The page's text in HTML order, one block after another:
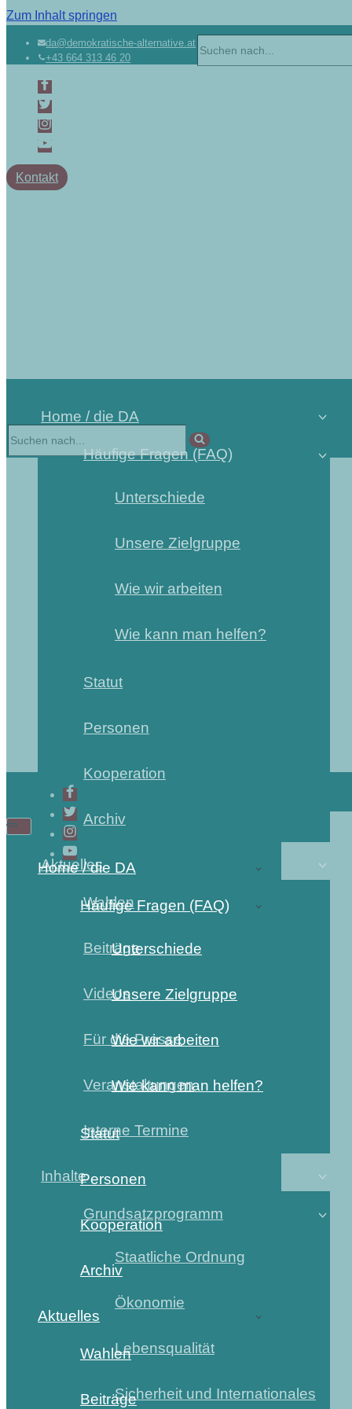
Zum Inhalt springen
da@demokratische-alternative.at
+43 664 313 46 20
nach …
Kontakt
Home / die DA
Häufige Fragen (FAQ)
Unterschiede
Unsere Zielgruppe
Wie wir arbeiten
Wie kann man helfen?
Statut
Personen
Kooperation
Archiv
Aktuelles
Wahlen
Beiträge
Videos
Für die Presse
Veranstaltungen
Interne Termine
Inhalte
Grundsatzprogramm
Staatliche Ordnung
Ökonomie
Lebensqualität
Sicherheit und Internationales
Navigations-
Navigations-
Home / die DA
Häufige Fragen (FAQ)
Unterschiede
Unsere Zielgruppe
Wie wir arbeiten
Wie kann man helfen?
Statut
Personen
Kooperation
Archiv
Aktuelles
Wahlen
Beiträge